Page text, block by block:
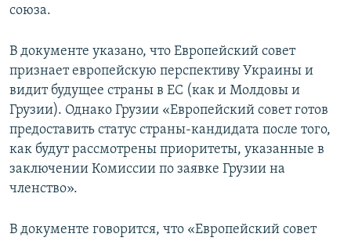
союза.
В документе указано, что Европейский совет
признает европейскую перспективу Украины и
видит будущее страны в ЕС (как и Молдовы и
Грузии). Однако Грузии «Европейский совет готов
предоставить статус страны-кандидата после того,
как будут рассмотрены приоритеты, указанные в
заключении Комиссии по заявке Грузии на
членство».
В документе говорится, что «Европейский совет